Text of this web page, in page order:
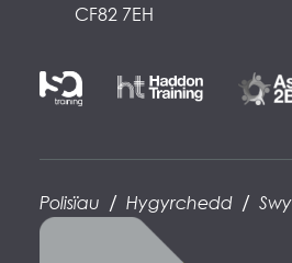
CF82 7EH
Polisïau / Hygyrchedd /